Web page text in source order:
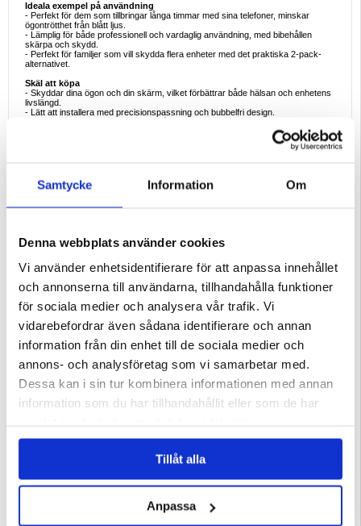
Samtycke Information Om
Denna webbplats använder cookies
Vi använder enhetsidentifierare för att anpassa innehållet
och annonserna till användarna, tillhandahålla funktioner
för sociala medier och analysera vår trafik. Vi
vidarebefordrar även sådana identifierare och annan
information från din enhet till de sociala medier och
annons- och analysföretag som vi samarbetar med.
Dessa kan i sin tur kombinera informationen med annan
information som du har tillhandahållit eller som de har
Tillåt alla
Anpassa
Ideala exempel på användning
- Perfekt för dem som tillbringar långa timmar med sina telefoner, minskar
ögontrötthet från blått ljus.
- Lämplig för både professionell och vardaglig användning, med bibehållen
skärpa och skydd.
- Perfekt för familjer som vill skydda flera enheter med det praktiska 2-pack-
alternativet.
Skäl att köpa
- Skyddar dina ögon och din skärm, vilket förbättrar både hälsan och enhetens
livslängd.
- Lätt att installera med precisionspassning och bubbelfri design.
- Praktiskt 2-pack, så att du kan byta ut skyddet eller dela det med en annan
ögonbelastning och störda sömnmönster. Skärmskydd med filter mot blått ljus
kan minska denna risk samtidigt som skärmens klarhet bevaras.
Kompatibilitet:iPhone 13
EAN: 5714122498014
Relaterade kategorier:Mobiltillbehör,Skärmskydd och härdat glas,iPhone